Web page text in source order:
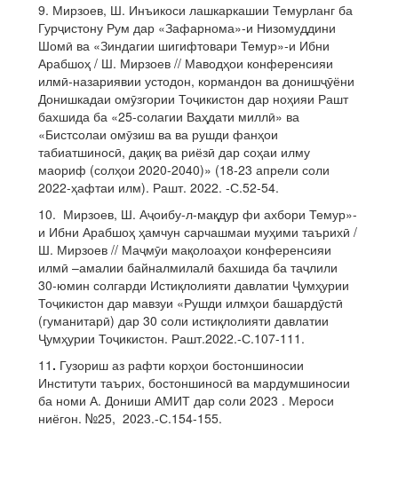
9. Мирзоев, Ш. Инъикоси лашкаркашии Темурланг ба
Гурҷистону Рум дар «Зафарнома»-и Низомуддини
Шомӣ ва «Зиндагии шигифтовари Темур»-и Ибни
Арабшоҳ / Ш. Мирзоев // Маводҳои конференсияи
илмӣ-назариявии устодон, кормандон ва донишҷӯёни
Донишкадаи омӯзгории Тоҷикистон дар ноҳияи Рашт
бахшида ба «25-солагии Ваҳдати миллӣ» ва
«Бистсолаи омӯзиш ва ва рушди фанҳои
табиатшиносӣ, дақиқ ва риёзӣ дар соҳаи илму
маориф (солҳои 2020-2040)» (18-23 апрели соли
2022-ҳафтаи илм). Рашт. 2022. -С.52-54.
10. Мирзоев, Ш. Аҷоибу-л-мақдур фи ахбори Темур»-
и Ибни Арабшоҳ ҳамчун сарчашмаи муҳими таърихӣ /
Ш. Мирзоев // Маҷмӯи мақолоаҳои конференсияи
илмӣ –амалии байналмилалӣ бахшида ба таҷлили
30-юмин солгарди Истиқлолияти давлатии Ҷумҳурии
Тоҷикистон дар мавзуи «Рушди илмҳои башардӯстӣ
(гуманитарӣ) дар 30 соли истиқлолияти давлатии
Ҷумҳурии Тоҷикистон. Рашт.2022.-С.107-111.
11 . Гузориш аз рафти корҳои бостоншиносии
Институти таърих, бостоншиносӣ ва мардумшиносии
ба номи А. Дониши АМИТ дар соли 2023 . Мероси
ниёгон. №25, 2023.-С.154-155.